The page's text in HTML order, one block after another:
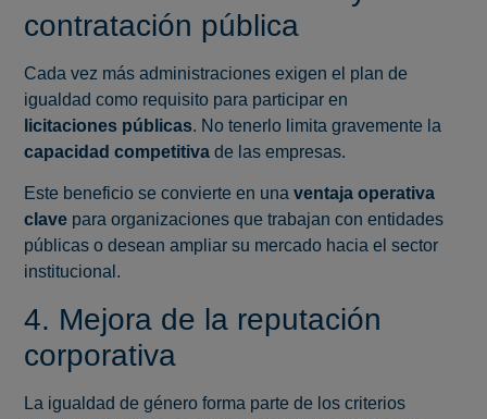
contratación pública
Cada vez más administraciones exigen el plan de
igualdad como requisito para participar en
licitaciones públicas. No tenerlo limita gravemente la
capacidad competitiva de las empresas.
Este beneficio se convierte en una ventaja operativa
clave para organizaciones que trabajan con entidades
públicas o desean ampliar su mercado hacia el sector
institucional.
4. Mejora de la reputación
corporativa
La igualdad de género forma parte de los criterios